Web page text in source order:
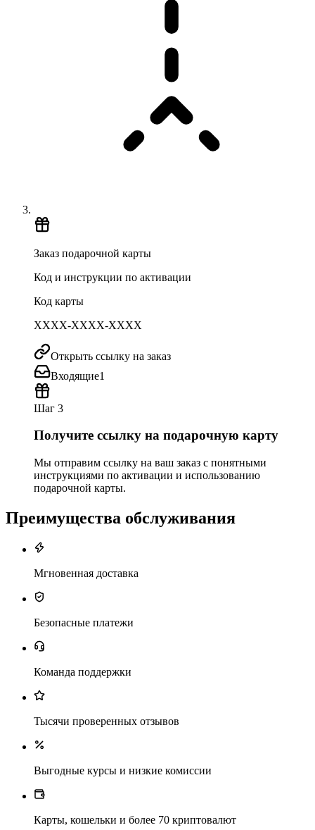
Заказ подарочной карты
Код и инструкции по активации
Код карты
XXXX-XXXX-XXXX
Открыть ссылку на заказ
Входящие1
Шаг 3
Получите ссылку на подарочную карту
Мы отправим ссылку на ваш заказ с понятными
инструкциями по активации и использованию
подарочной карты.
Преимущества обслуживания
Мгновенная доставка
Безопасные платежи
Команда поддержки
Тысячи проверенных отзывов
Выгодные курсы и низкие комиссии
Карты, кошельки и более 70 криптовалют